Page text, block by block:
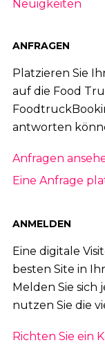
Neuigkeiten
ANFRAGEN
Platzieren Sie
auf die Food
antworten
Anfragen
Eine Anfrage
ANMELDEN
Eine digitale
besten Site in
Melden Sie sich
nutzen Sie die
Richten Sie ein